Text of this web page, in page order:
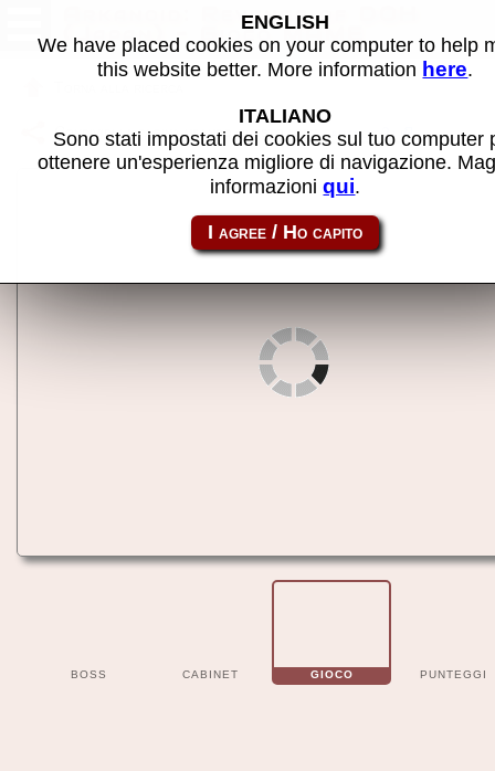
Arkanoid: Revenge of DOH
(Japan) - Gioco MAME
Condividi la pagina usando questo link: arknoid2j
BOSS CABINET GIOCO PUNTEGGI
ENGLISH
We have placed cookies on your computer to help
this website better. More information here.
ITALIANO
Sono stati impostati dei cookies sul tuo computer
ottenere un'esperienza migliore di navigazione.
informazioniqui.